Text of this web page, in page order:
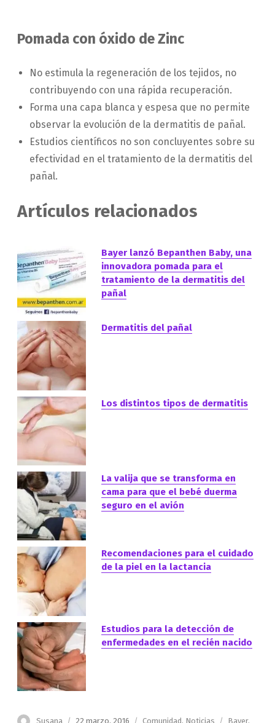
Pomada con óxido de Zinc
No estimula la regeneración de los tejidos, no
contribuyendo con una rápida recuperación.
Forma una capa blanca y espesa que no permite
observar la evolución de la dermatitis de pañal.
Estudios científicos no son concluyentes sobre su
efectividad en el tratamiento de la dermatitis del
pañal.
Artículos relacionados
Bayer lanzó Bepanthen Baby, una
innovadora pomada para el
tratamiento de la dermatitis del
pañal
Dermatitis del pañal
Los distintos tipos de dermatitis
La valija que se transforma en
cama para que el bebé duerma
seguro en el avión
Recomendaciones para el cuidado
de la piel en la lactancia
Estudios para la detección de
enfermedades en el recién nacido
Autor
Susana
Publicado
22 marzo, 2016 Categorías
Comunidad, Noticias Etiquetas
Bayer,